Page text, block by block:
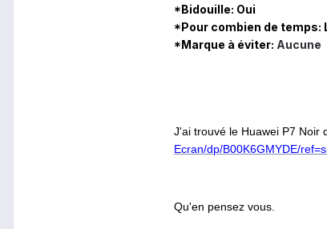
*Bidouille: Oui
*Pour combien de temps:
*Marque à éviter: Aucune
J'ai trouvé le Huawei P7 Noir
Ecran/dp/B00K6GMYDE/
Qu'en pensez vous.